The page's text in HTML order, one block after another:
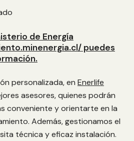
de Energía
puedes
personalizada, en Enerlife
asesores, quienes podrán
conveniente y orientarte en la
Además, gestionamos el
técnica y eficaz instalación.